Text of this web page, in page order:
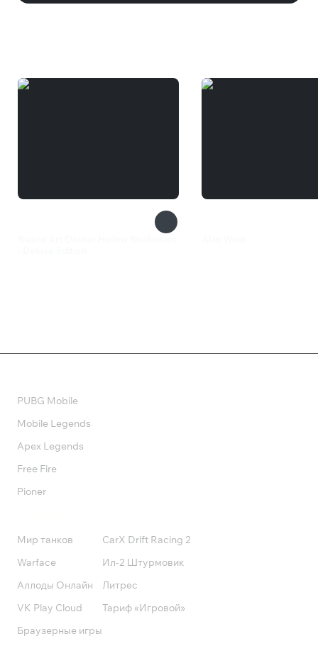
PUBG Mobile
Mobile Legends
Apex Legends
Free Fire
Pioner
Мир танков
Warface
Аллоды Онлайн
VK Play Cloud
Браузерные игры
CarX Drift Racing 2
Ил-2 Штурмовик
Литрес
Тариф «Игровой»